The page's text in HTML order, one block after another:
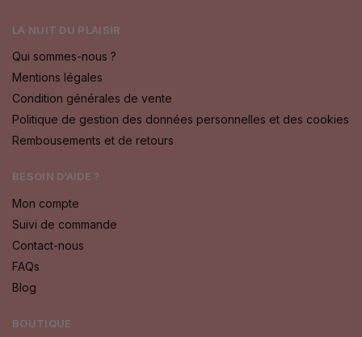
LA NUIT DU PLAISIR
Qui sommes-nous ?
Mentions légales
Condition générales de vente
Politique de gestion des données personnelles et des cookies
Rembousements et de retours
BESOIN D’AIDE ?
Mon compte
Suivi de commande
Contact-nous
FAQs
Blog
BOUTIQUE